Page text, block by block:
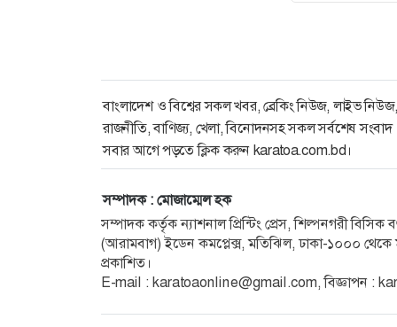
বাংলাদেশ ও বিশ্বের সকল খবর, ব্রেকিং নিউজ, লাইভ নিউজ,
রাজনীতি, বাণিজ্য, খেলা, বিনোদনসহ সকল সর্বশেষ সংবাদ
সবার আগে পড়তে ক্লিক করুন karatoa.com.bd।
সম্পাদক : মোজাম্মেল হক
সম্পাদক কর্তৃক ন্যাশনাল প্রিন্টিং প্রেস, শিল্পনগরী
(আরামবাগ) ইডেন কমপ্লেক্স, মতিঝিল, ঢাকা-১০০০
প্রকাশিত।
E-mail : karatoaonline@gmail.com, বিজ্ঞাপন :